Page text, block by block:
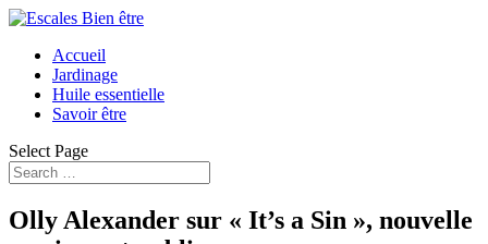
Accueil
Jardinage
Huile essentielle
Savoir être
Select Page
Olly Alexander sur « It’s a Sin », nouvelle